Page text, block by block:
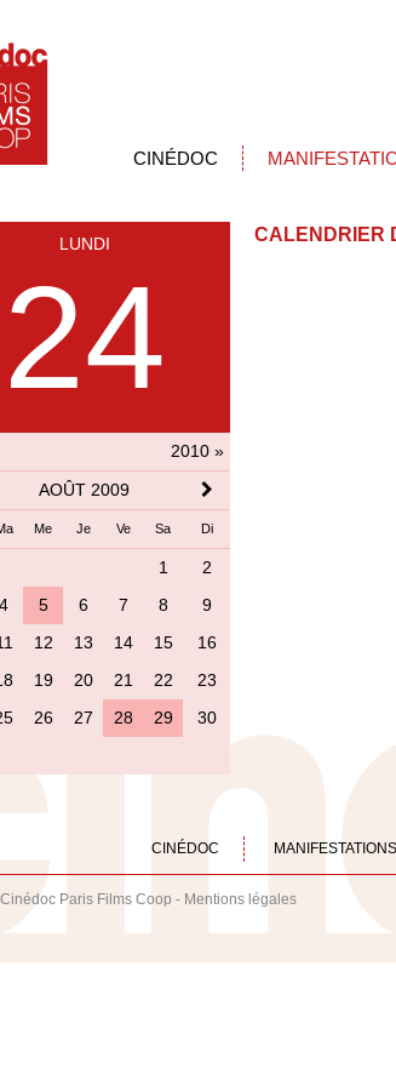
CINÉDOC
LUNDI
24
2010 »
AOÛT 2009
Me Je Ve Sa Di
1
2
4 5 6 7 8
9
12 13 14 15
16
19 20 21 22
23
26 27 28 29
30
CALENDRIER
CINÉDOC MANIFESTATIONS
Paris Films Coop - Mentions légales